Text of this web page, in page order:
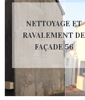
NETTOYAGE ET
RAVALEMENT DE
FAÇADE 56